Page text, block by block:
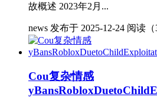
故概述 2023年2月...
news 发布于 2025-12-24 阅读（
Cou复杂情感